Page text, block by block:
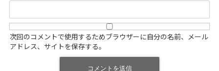
次回のコメントで使用するためブラウザーに自分の名前、メール
アドレス、サイトを保存する。